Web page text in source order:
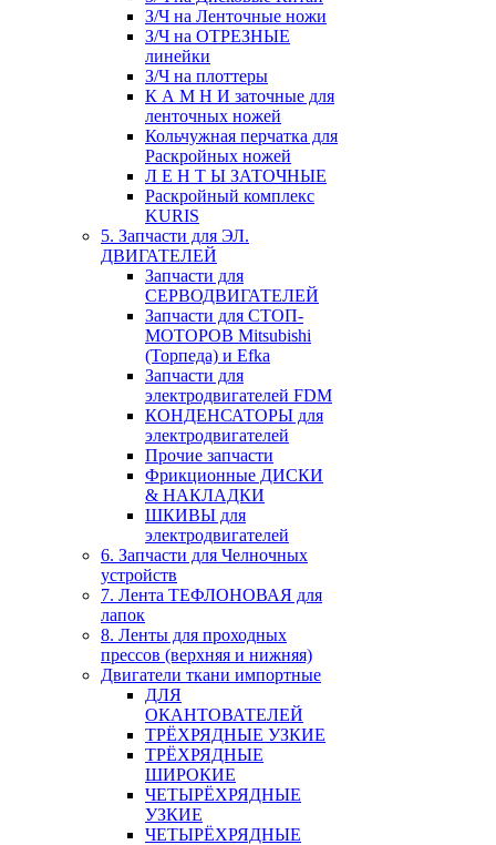
З/Ч на Ленточные ножи
З/Ч на ОТРЕЗНЫЕ
линейки
З/Ч на плоттеры
К А М Н И заточные для
ленточных ножей
Кольчужная перчатка для
Раскройных ножей
Л Е Н Т Ы ЗАТОЧНЫЕ
Раскройный комплекс
KURIS
5. Запчасти для ЭЛ.
ДВИГАТЕЛЕЙ
Запчасти для
СЕРВОДВИГАТЕЛЕЙ
Запчасти для СТОП-
МОТОРОВ Mitsubishi
(Торпеда) и Efka
Запчасти для
электродвигателей FDM
КОНДЕНСАТОРЫ для
электродвигателей
Прочие запчасти
Фрикционные ДИСКИ
& НАКЛАДКИ
ШКИВЫ для
электродвигателей
6. Запчасти для Челночных
устройств
7. Лента ТЕФЛОНОВАЯ для
лапок
8. Ленты для проходных
прессов (верхняя и нижняя)
Двигатели ткани импортные
ДЛЯ
ОКАНТОВАТЕЛЕЙ
ТРЁХРЯДНЫЕ УЗКИЕ
ТРЁХРЯДНЫЕ
ШИРОКИЕ
ЧЕТЫРЁХРЯДНЫЕ
УЗКИЕ
ЧЕТЫРЁХРЯДНЫЕ